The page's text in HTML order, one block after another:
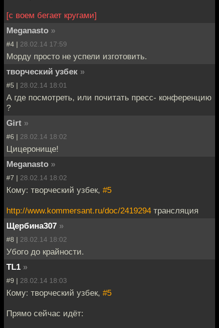
[с воем бегает кругами]
Meganasto »
#4 | 28.02.14 17:59
Морду просто не успели изготовить.
творческий узбек »
#5 | 28.02.14 18:01
А где посмотреть, или почитать пресс- конференцию
?
Girt »
#6 | 28.02.14 18:02
Цицеронище!
Meganasto »
#7 | 28.02.14 18:02
Кому: творческий узбек, #5
http://www.kommersant.ru/doc/2419294 трансляция
Щербина307 »
#8 | 28.02.14 18:02
Убого до крайности.
TL1 »
#9 | 28.02.14 18:03
Кому: творческий узбек, #5
Прямо сейчас идёт: